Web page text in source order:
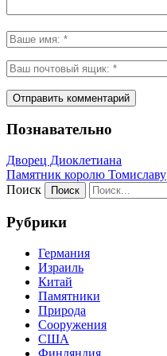
Познавательно
Дворец Диоклетиана
Памятник королю Томиславу
Поиск
Рубрики
Германия
Израиль
Китай
Памятники
Природа
Сооружения
США
Финляндия